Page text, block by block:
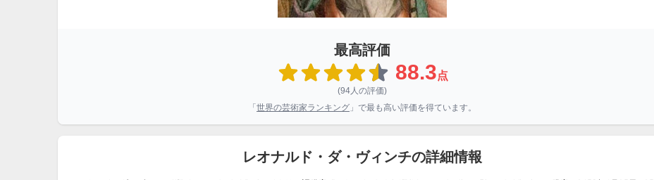
最高評価
88.3点
(94人の評価)
「 世界の芸術家ランキング 」で最も高い評価を得ています。
レオナルド・ダ・ヴィンチの詳細情報